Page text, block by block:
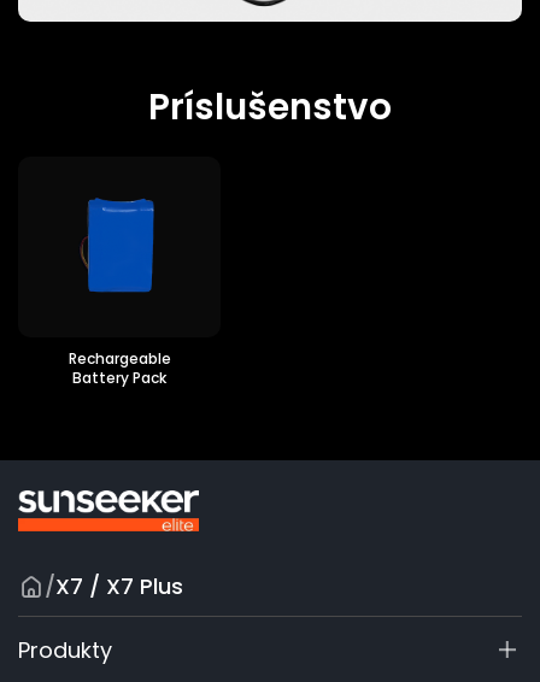
Príslušenstvo
Rechargeable
Battery Pack
/X7 / X7 Plus
Produkty